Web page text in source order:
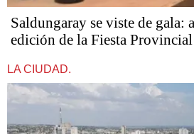
Saldungaray se viste de gala:
edición de la Fiesta
LA CIUDAD.